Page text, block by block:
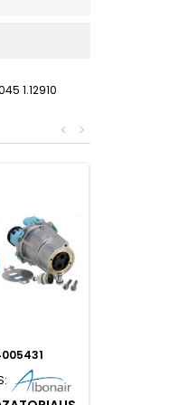
1.12910
>
<